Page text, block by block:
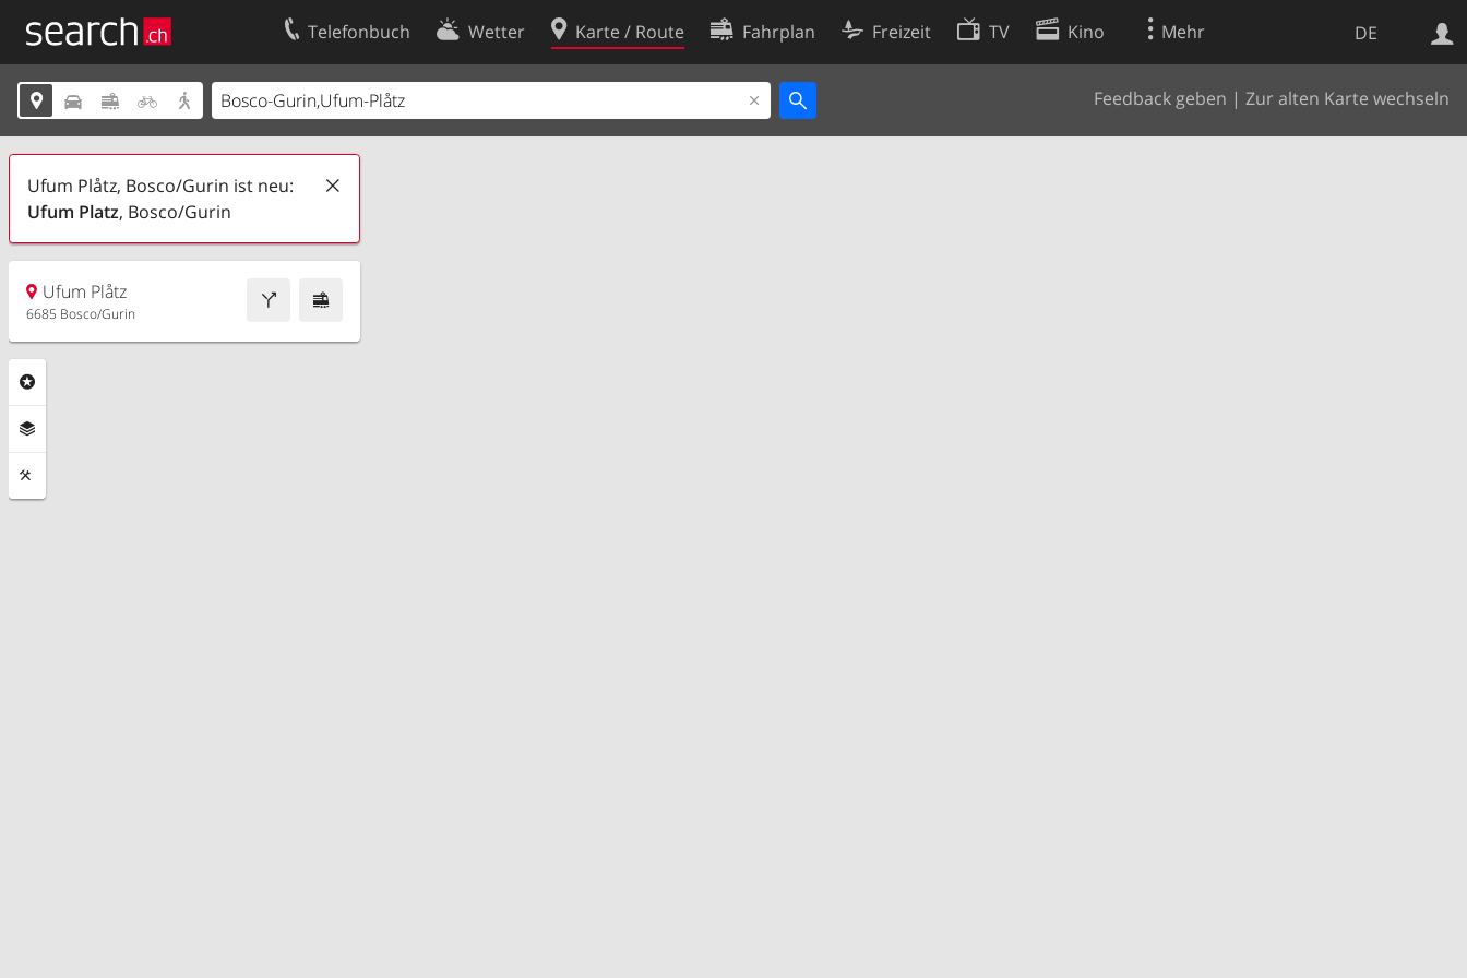
DE
Telefonbuch Wetter Karte / Route Fahrplan Freizeit TV Kino Mehr
     Feedback geben | Zur alten Karte wechseln
Ufum Plåtz, Bosco/Gurin ist neu:
Ufum Platz, Bosco/Gurin
Ufum Plåtz
6685 Bosco/Gurin
Websuche
Ihr Eintrag
Kundencenter Geschäftskunden
Kontakt
Nutzungsbedingungen
Cookie-Richtlinie
Cookie-Einstellungen